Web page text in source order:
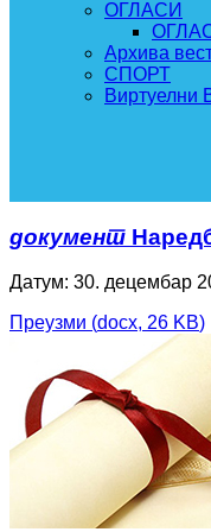
ОГЛАСИ
Архива
СПОРТ
Виртуелни
документ
Датум: 30. децембар
Преузми (docx, 26 KB)